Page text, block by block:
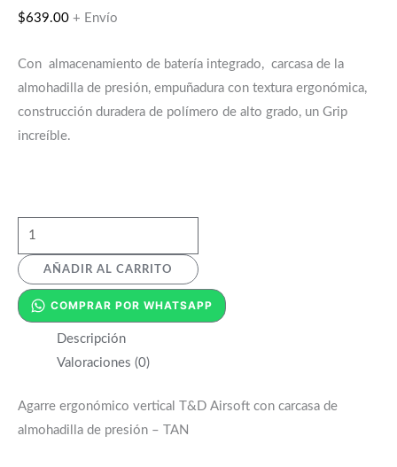
$639.00 + Envío
Con almacenamiento de batería integrado, carcasa de la
almohadilla de presión, empuñadura con textura ergonómica,
construcción duradera de polímero de alto grado, un Grip
increíble.
AÑADIR AL CARRITO
COMPRAR POR WHATSAPP
Descripción
Valoraciones (0)
Agarre ergonómico vertical T&D Airsoft con carcasa de
almohadilla de presión – TAN